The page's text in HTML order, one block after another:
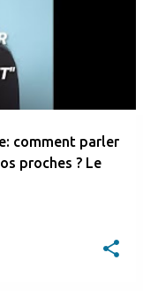
comment parler
proches ? Le